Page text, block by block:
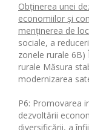
Obținerea unei
economiilor și
menținerea de
sociale, a
zonele rurale 6B)
rurale Măsura
modernizarea
P6: Promovarea
dezvoltării
diversificării, a